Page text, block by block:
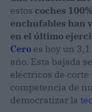
estos coches
enchufables han
en el último
Cero es hoy un
año. Esta bajada
eléctricos de
competencia de
democratizar la